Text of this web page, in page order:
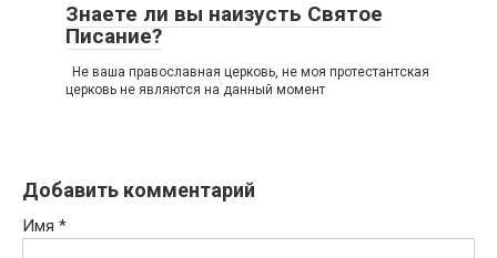
Знаете ли вы наизусть Святое
Писание?
Не ваша православная церковь, не моя протестантская
церковь не являются на данный момент
Добавить комментарий
Имя *